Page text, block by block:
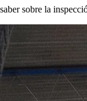
sobre la